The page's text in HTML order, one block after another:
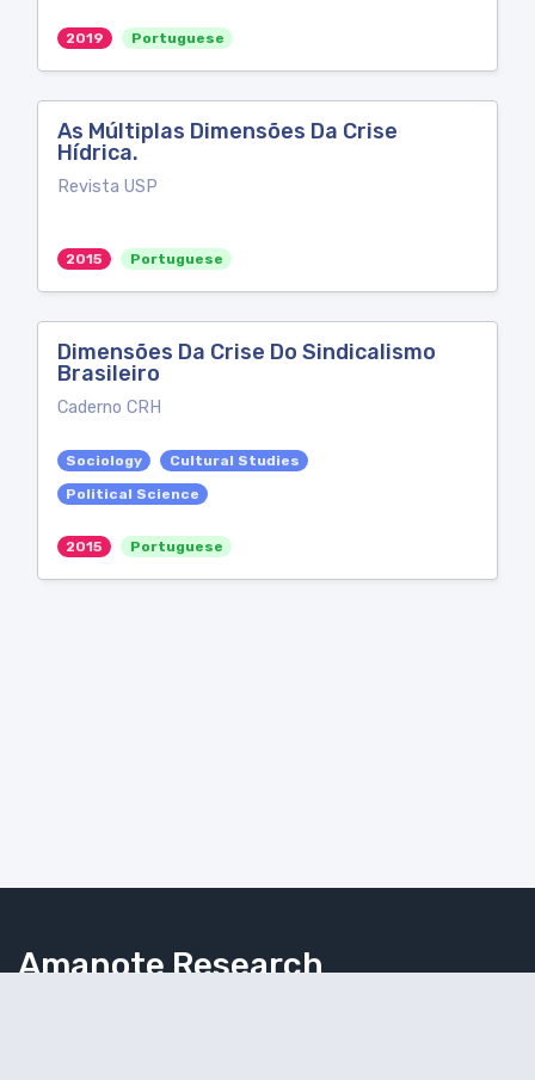
2019 Portuguese
As Múltiplas Dimensões Da Crise
Hídrica.
Revista USP
2015 Portuguese
Dimensões Da Crise Do Sindicalismo
Brasileiro
Caderno CRH
Sociology
Cultural Studies
Political Science
2015 Portuguese
Amanote Research